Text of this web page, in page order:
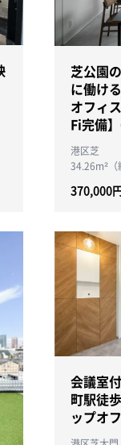
芝公園
に働け
オフィ
Fi完備
港区芝
34.26m²（
370,000
会議室
町駅徒
ップオ